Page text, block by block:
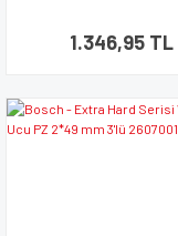
1.346,95 TL